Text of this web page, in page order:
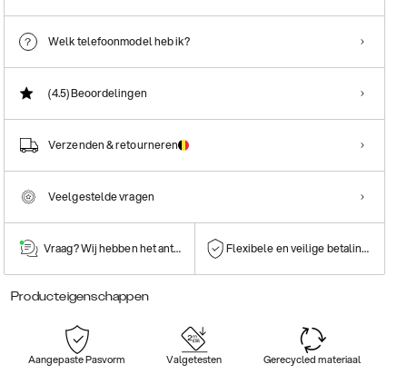
Welk telefoonmodel heb ik?
(4.5)Beoordelingen
Verzenden & retourneren
Veelgestelde vragen
Vraag? Wij hebben het antwoord! Flexibele en veilige betalingen
Producteigenschappen
Aangepaste Pasvorm Valgetesten Gerecycled materiaal